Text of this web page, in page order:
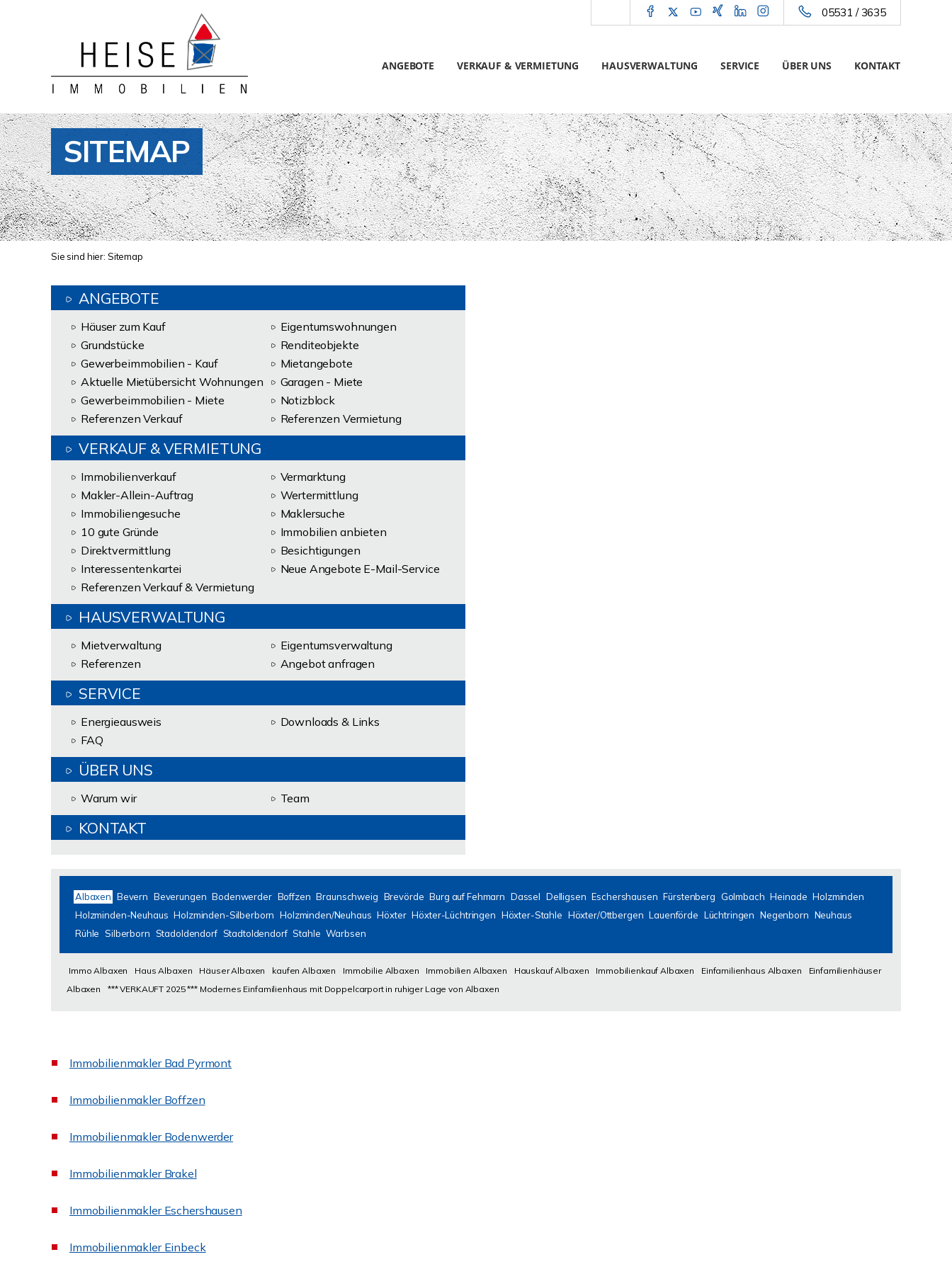
05531 / 3635
ANGEBOTE VERKAUF & VERMIETUNG HAUSVERWALTUNG SERVICE ÜBER UNS KONTAKT
SITEMAP
Sie sind hier: Sitemap
ANGEBOTE
Häuser zum Kauf
Eigentumswohnungen
Grundstücke
Renditeobjekte
Gewerbeimmobilien - Kauf
Mietangebote
Aktuelle Mietübersicht Wohnungen
Garagen - Miete
Gewerbeimmobilien - Miete
Notizblock
Referenzen Verkauf
Referenzen Vermietung
VERKAUF & VERMIETUNG
Immobilienverkauf
Vermarktung
Makler-Allein-Auftrag
Wertermittlung
Immobiliengesuche
Maklersuche
10 gute Gründe
Immobilien anbieten
Direktvermittlung
Besichtigungen
Interessentenkartei
Neue Angebote E-Mail-Service
Referenzen Verkauf & Vermietung
HAUSVERWALTUNG
Mietverwaltung
Eigentumsverwaltung
Referenzen
Angebot anfragen
SERVICE
Energieausweis
Downloads & Links
FAQ
ÜBER UNS
Warum wir Team
KONTAKT
Albaxen Bevern Beverungen Bodenwerder Boffzen Braunschweig Brevörde Burg auf Fehmarn Dassel Delligsen Eschershausen Fürstenberg Golmbach Heinade Holzminden
Holzminden-Neuhaus Holzminden-Silberborn Holzminden/Neuhaus Höxter Höxter-Lüchtringen Höxter-Stahle Höxter/Ottbergen Lauenförde Lüchtringen Negenborn Neuhaus
Rühle Silberborn Stadoldendorf Stadtoldendorf Stahle Warbsen
Immo Albaxen Haus Albaxen Häuser Albaxen kaufen Albaxen Immobilie Albaxen Immobilien Albaxen Hauskauf Albaxen Immobilienkauf Albaxen Einfamilienhaus Albaxen
Einfamilienhäuser
Albaxen
*** VERKAUFT 2025 *** Modernes Einfamilienhaus mit Doppelcarport in ruhiger Lage von Albaxen
Immobilienmakler Bad Pyrmont
Immobilienmakler Boffzen
Immobilienmakler Bodenwerder
Immobilienmakler Brakel
Immobilienmakler Eschershausen
Immobilienmakler Einbeck